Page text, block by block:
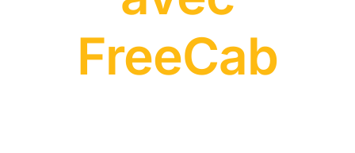
FreeCab